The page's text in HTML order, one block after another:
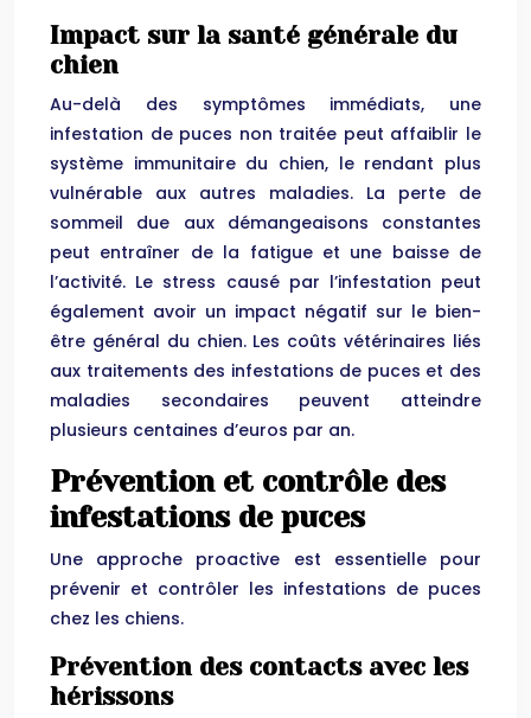
Impact sur la santé générale du
chien
Au-delà des symptômes immédiats, une
infestation de puces non traitée peut affaiblir le
système immunitaire du chien, le rendant plus
vulnérable aux autres maladies. La perte de
sommeil due aux démangeaisons constantes
peut entraîner de la fatigue et une baisse de
l’activité. Le stress causé par l’infestation peut
également avoir un impact négatif sur le bien-
être général du chien. Les coûts vétérinaires liés
aux traitements des infestations de puces et des
maladies secondaires peuvent atteindre
plusieurs centaines d’euros par an.
Prévention et contrôle des
infestations de puces
Une approche proactive est essentielle pour
prévenir et contrôler les infestations de puces
chez les chiens.
Prévention des contacts avec les
hérissons